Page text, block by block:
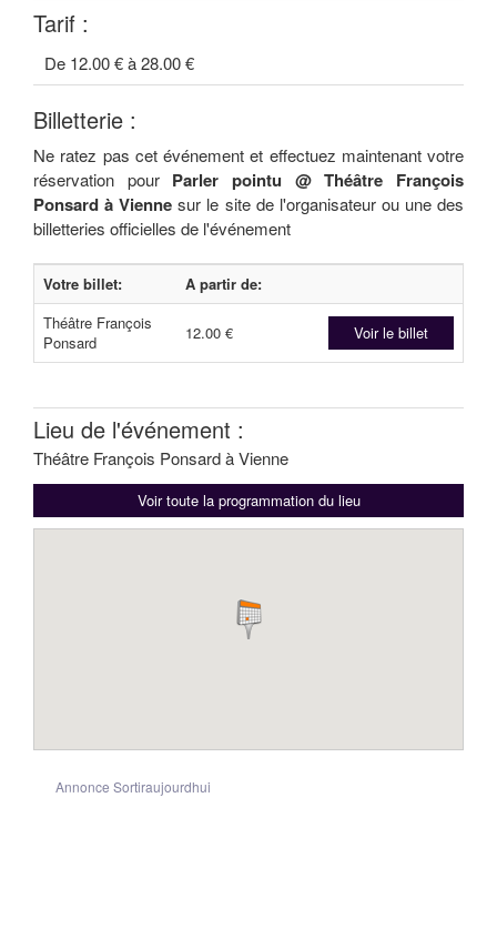
Tarif :
De 12.00 € à 28.00 €
Billetterie :
Ne ratez pas cet événement et effectuez maintenant votre
réservation pourParler pointu @ Théâtre François
Ponsard à Vienne sur le site de l'organisateur ou une des
billetteries officielles de l'événement
Votre billet:
A partir de:
Théâtre François
Ponsard
12.00 € Voir le billet
Lieu de l'événement :
Théâtre François Ponsard à Vienne
Voir toute la programmation du lieu
Annonce Sortiraujourdhui